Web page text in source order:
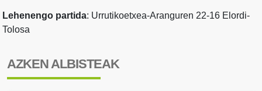
Lehenengo partida: Urrutikoetxea-Aranguren 22-16 Elordi-
Tolosa
AZKEN ALBISTEAK